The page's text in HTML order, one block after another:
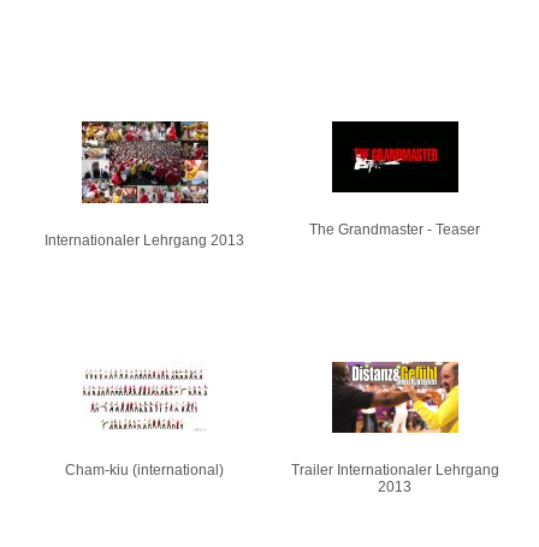
Internationaler Lehrgang 2013
The Grandmaster - Teaser
Cham-kiu (international)
Trailer Internationaler Lehrgang
2013